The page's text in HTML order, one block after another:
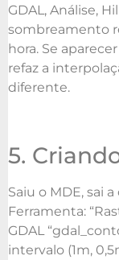
GDAL, Análise,
sombreamento
hora. Se
refaz a
diferente.
5.
Saiu o MDE, sai
Ferramenta:
GDAL
intervalo (1m,